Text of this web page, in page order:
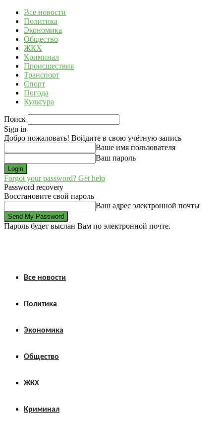
Все новости
Политика
Экономика
Общество
ЖКХ
Криминал
Происшествия
Транспорт
Спорт
Погода
Культура
Поиск
Sign in
Добро пожаловать! Войдите в свою учётную запись
Ваше имя пользователя
Ваш пароль
Forgot your password? Get help
Password recovery
Восстановите свой пароль
Ваш адрес электронной почты
Пароль будет выслан Вам по электронной почте.
Все новости
Политика
Экономика
Общество
ЖКХ
Криминал